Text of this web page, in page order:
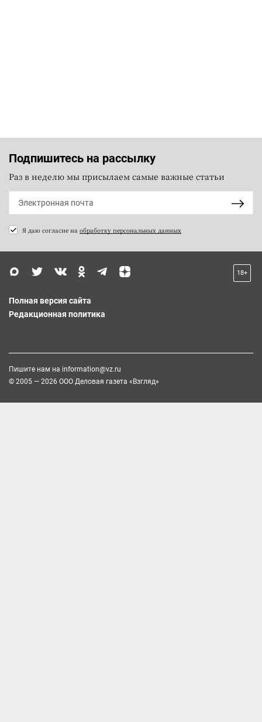
Подпишитесь на рассылку
Раз в неделю мы присылаем самые важные статьи
Я даю согласие на обработку персональных данных
18+
Полная версия сайта
Редакционная политика
Пишите нам на information@vz.ru
© 2005 — 2026 ООО Деловая газета «Взгляд»